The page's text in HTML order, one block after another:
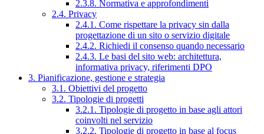
2.3.8. Normativa e approfondimenti
2.4. Privacy
2.4.1. Come rispettare la privacy sin dalla
progettazione di un sito o servizio digitale
2.4.2. Richiedi il consenso quando necessario
2.4.3. Le basi del sito web: architettura,
informativa privacy, riferimenti DPO
3. Pianificazione, gestione e strategia
3.1. Obiettivi del progetto
3.2. Tipologie di progetti
3.2.1. Tipologie di progetto in base agli attori
coinvolti nel servizio
3.2.2. Tipologie di progetto in base al focus